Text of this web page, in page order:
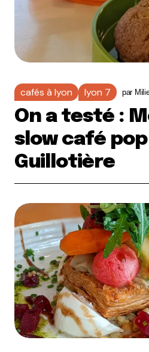
cafés à lyon lyon 7 par
On a testé :
slow café
Guillotière